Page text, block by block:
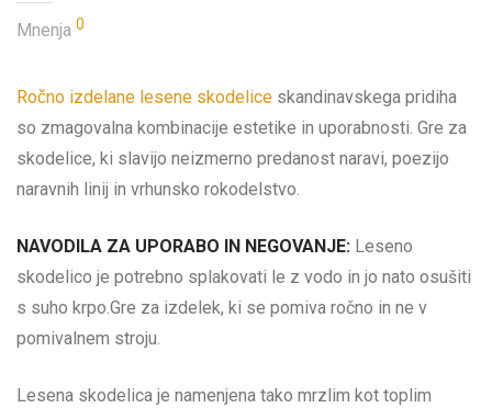
Mnenja 0
Ročno izdelane lesene skodelice skandinavskega pridiha
so zmagovalna kombinacije estetike in uporabnosti. Gre za
skodelice, ki slavijo neizmerno predanost naravi, poezijo
naravnih linij in vrhunsko rokodelstvo.
NAVODILA ZA UPORABO IN NEGOVANJE: Leseno
skodelico je potrebno splakovati le z vodo in jo nato osušiti
s suho krpo.Gre za izdelek, ki se pomiva ročno in ne v
pomivalnem stroju.
Lesena skodelica je namenjena tako mrzlim kot toplim